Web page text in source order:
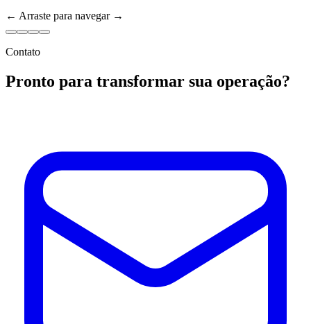
← Arraste para navegar →
Contato
Pronto para transformar sua operação?